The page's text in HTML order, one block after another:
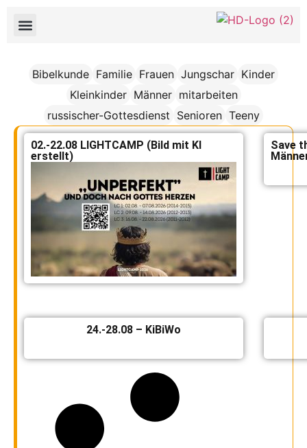
Bibelkunde Familie Frauen Jungschar Kinder
Kleinkinder Männer mitarbeiten
russischer-Gottesdienst Senioren Teeny
02.-22.08 LIGHTCAMP (Bild mit KI
erstellt)
Save
24.-28.08 – KiBiWo